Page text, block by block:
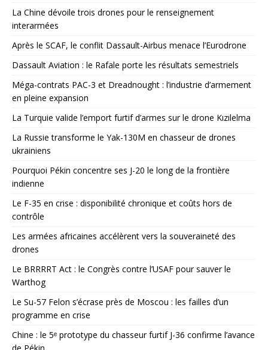
La Chine dévoile trois drones pour le renseignement
interarmées
Après le SCAF, le conflit Dassault-Airbus menace l’Eurodrone
Dassault Aviation : le Rafale porte les résultats semestriels
Méga-contrats PAC-3 et Dreadnought : l’industrie d’armement
en pleine expansion
La Turquie valide l’emport furtif d’armes sur le drone Kızılelma
La Russie transforme le Yak-130M en chasseur de drones
ukrainiens
Pourquoi Pékin concentre ses J-20 le long de la frontière
indienne
Le F-35 en crise : disponibilité chronique et coûts hors de
contrôle
Les armées africaines accélèrent vers la souveraineté des
drones
Le BRRRRT Act : le Congrès contre l’USAF pour sauver le
Warthog
Le Su-57 Felon s’écrase près de Moscou : les failles d’un
programme en crise
Chine : le 5ᵉ prototype du chasseur furtif J-36 confirme l’avance